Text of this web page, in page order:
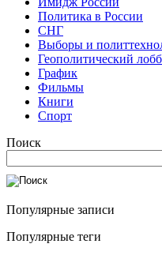
Политика в России
СНГ
Выборы и
Геополитический
График
Фильмы
Книги
Спорт
Поиск
Популярные записи
Популярные теги